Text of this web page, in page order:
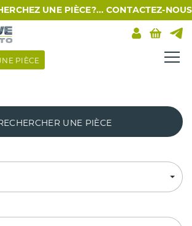
UNE PIÈCE?... CONTACTEZ-
PIÈCE
UNE PIÈCE